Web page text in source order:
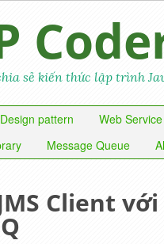
sẻ kiến thức lập trình
Design pattern Web Service
Message Queue
Client với